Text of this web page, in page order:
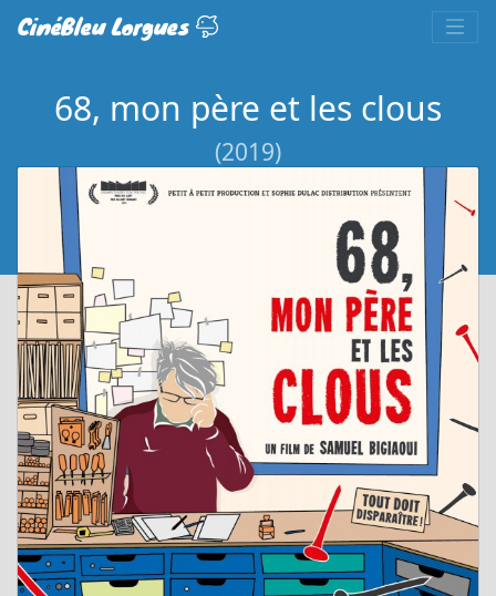
CinéBleu Lorgues
68, mon père et les clous
(2019)